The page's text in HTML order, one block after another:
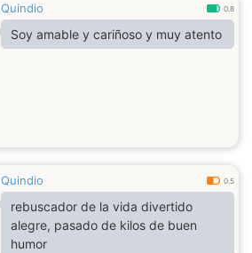
Quindio 0.8
Soy amable y cariñoso y muy atento
Quindio 0.5
rebuscador de la vida divertido
alegre, pasado de kilos de buen
humor